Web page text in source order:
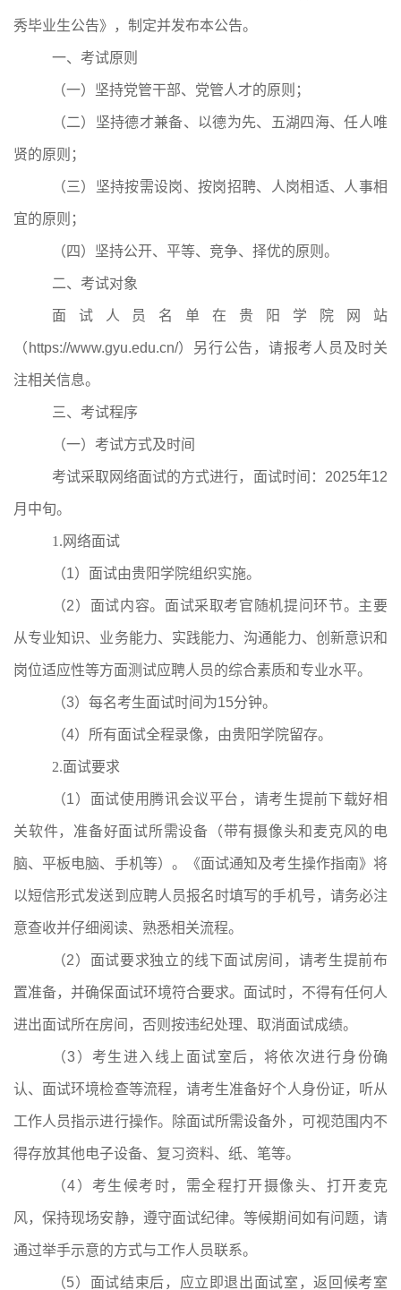
秀毕业生公告》，制定并发布本公告。
一、考试原则
（一）坚持党管干部、党管人才的原则；
（二）坚持德才兼备、以德为先、五湖四海、任人唯
贤的原则；
（三）坚持按需设岗、按岗招聘、人岗相适、人事相
宜的原则；
（四）坚持公开、平等、竞争、择优的原则。
二、考试对象
面试人员名单在贵阳学院网站
（ https://www.gyu.edu.cn/）另行公告，请报考人员及时关
注相关信息。
三、考试程序
（一）考试方式及时间
考试采取网络面试的方式进行，面试时间： 2025年12
月中旬。
1. 网络面试
（1）面试由贵阳学院组织实施。
（2）面试内容。面试采取考官随机提问环节。主要
从专业知识、业务能力、实践能力、沟通能力、创新意识和
岗位适应性等方面测试应聘人员的综合素质和专业水平。
（3）每名考生面试时间为15分钟。
（4）所有面试全程录像，由贵阳学院留存。
2.面试要求
（1）面试使用腾讯会议平台，请考生提前下载好相
关软件，准备好面试所需设备（带有摄像头和麦克风的电
脑、平板电脑、手机等）。《面试通知及考生操作指南》将
以短信形式发送到应聘人员报名时填写的手机号，请务必注
意查收并仔细阅读、熟悉相关流程。
（2）面试要求独立的线下面试房间，请考生提前布
置准备，并确保面试环境符合要求。面试时，不得有任何人
进出面试所在房间，否则按违纪处理、取消面试成绩。
（3）考生进入线上面试室后，将依次进行身份确
认、面试环境检查等流程，请考生准备好个人身份证，听从
工作人员指示进行操作。除面试所需设备外，可视范围内不
得存放其他电子设备、复习资料、纸、笔等。
（4）考生候考时，需全程打开摄像头、打开麦克
风，保持现场安静，遵守面试纪律。等候期间如有问题，请
通过举手示意的方式与工作人员联系。
（5）面试结束后，应立即退出面试室，返回候考室